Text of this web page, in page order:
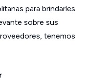
para brindarles
sobre sus
tenemos